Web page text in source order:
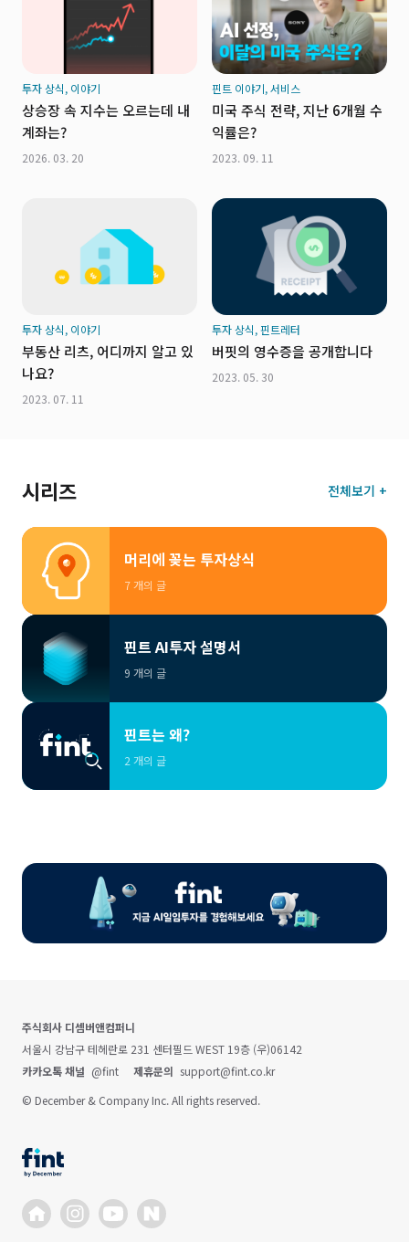
투자 상식, 이야기
상승장 속 지수는 오르는데 내
계좌는?
2026. 03. 20
핀트 이야기, 서비스
미국 주식 전략, 지난 6개월 수
익률은?
2023. 09. 11
투자 상식, 이야기
부동산 리츠, 어디까지 알고 있
나요?
2023. 07. 11
투자 상식, 핀트레터
버핏의 영수증을 공개합니다
2023. 05. 30
시리즈 전체보기 +
머리에 꽂는 투자상식
7 개의 글
핀트 AI투자 설명서
9 개의 글
핀트는 왜?
2 개의 글
주식회사 디셈버앤컴퍼니
서울시 강남구 테헤란로 231 센터필드 WEST 19층 (우)06142
카카오톡 채널 @fint 제휴문의 support@fint.co.kr
© December & Company Inc. All rights reserved.